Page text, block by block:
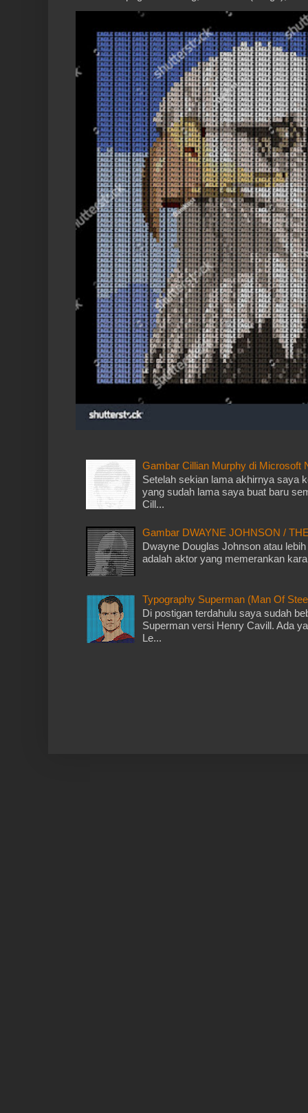
Gambar Cillian Murphy di Microsoft
Setelah sekian lama akhirnya saya
yang sudah lama saya buat baru
Cill...
Gambar DWAYNE JOHNSON /
Dwayne Douglas Johnson atau
adalah aktor yang memerankan
Typography Superman (Man Of
Di postigan terdahulu saya sudah
Superman versi Henry Cavill. Ada
Le...